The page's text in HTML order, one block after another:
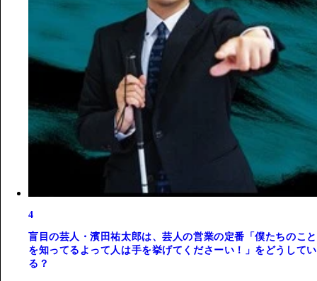
4
盲目の芸人・濱田祐太郎は、芸人の営業の定番「僕たちのこと
を知ってるよって人は手を挙げてくださーい！」をどうしてい
る？